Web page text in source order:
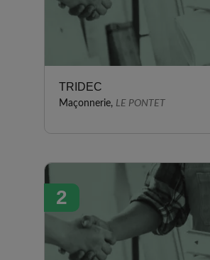
TRIDEC
Maçonnerie, LE PONTET
2